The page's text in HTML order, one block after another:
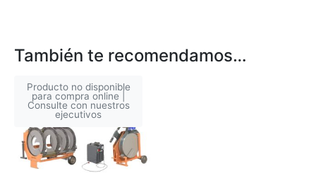
También te recomendamos…
Producto no disponible
para compra online |
Consulte con nuestros
ejecutivos